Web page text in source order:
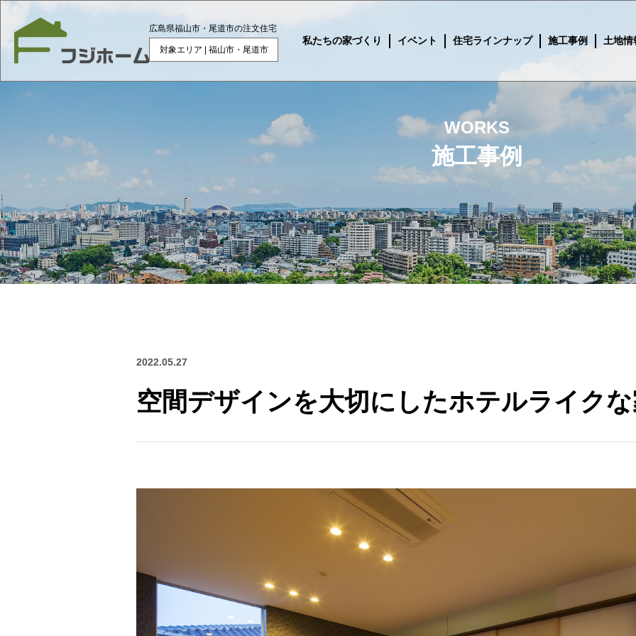
広島県福山市・尾道市の注文住宅
対象エリア | 福山市・尾道市
私たちの家づくり イベント 住宅ラインナップ 施工事例 土地情
WORKS
施工事例
2022.05.27
空間デザインを大切にしたホテルライク